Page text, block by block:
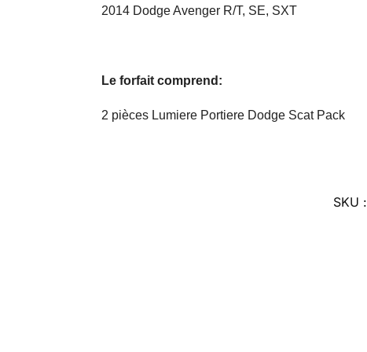
2014 Dodge Avenger R/T, SE, SXT
Le forfait comprend:
2 pièces Lumiere Portiere Dodge Scat Pack
SKU :